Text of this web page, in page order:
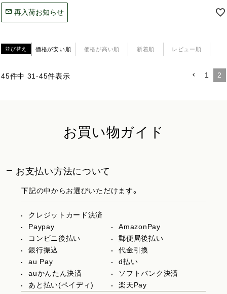
再入荷お知らせ
並び替え 価格が安い順 価格が高い順 新着順 レビュー順
45件中 31-45件表示 1 2
お買い物ガイド
お支払い方法について
下記の中からお選びいただけます。
クレジットカード決済
Paypay
AmazonPay
コンビニ後払い
郵便局後払い
銀行振込
代金引換
au Pay
d払い
auかんたん決済
ソフトバンク決済
あと払い(ペイディ)
楽天Pay